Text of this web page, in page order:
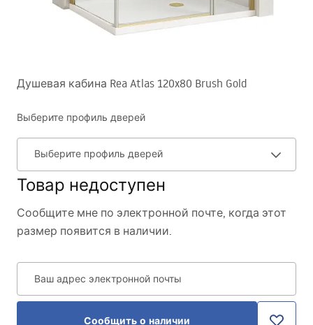
Душевая кабина Rea Atlas 120x80 Brush Gold
Выберите профиль дверей
Выберите профиль дверей
Товар недоступен
Сообщите мне по электронной почте, когда этот
размер появится в наличии.
Ваш адрес электронной почты
Сообщить о наличии